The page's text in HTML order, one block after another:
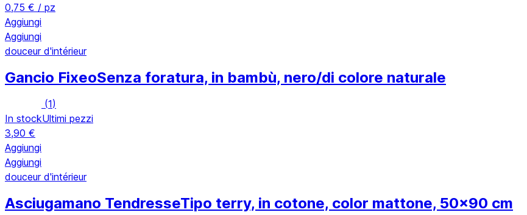
0,75 € / pz
Aggiungi
Aggiungi
douceur d'intérieur
Gancio FixeoSenza foratura, in bambù, nero/di colore naturale
(1)
In stockUltimi pezzi
3,90 €
Aggiungi
Aggiungi
douceur d'intérieur
Asciugamano TendresseTipo terry, in cotone, color mattone, 50x90 cm